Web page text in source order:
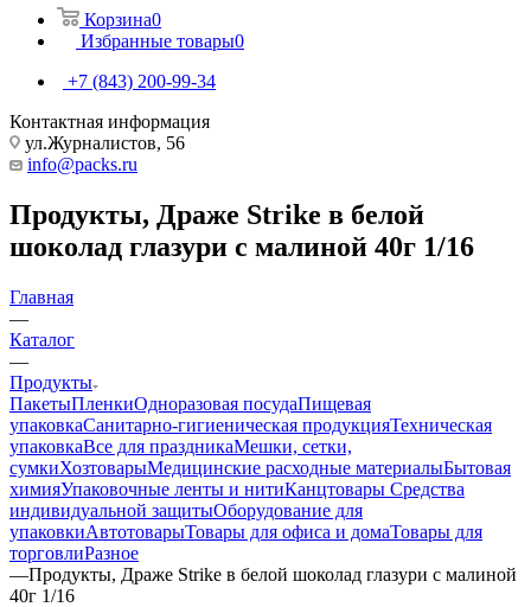
Корзина0
Избранные товары0
+7 (843) 200-99-34
Контактная информация
ул.Журналистов, 56
info@packs.ru
Продукты, Драже Strike в белой
шоколад глазури с малиной 40г 1/16
Главная
—
Каталог
—
Продукты
ПакетыПленкиОдноразовая посудаПищевая
упаковкаСанитарно-гигиеническая продукцияТехническая
упаковкаВсе для праздникаМешки, сетки,
сумкиХозтоварыМедицинские расходные материалыБытовая
химияУпаковочные ленты и нитиКанцтовары Средства
индивидуальной защитыОборудование для
упаковкиАвтотоварыТовары для офиса и домаТовары для
торговлиРазное
—Продукты, Драже Strike в белой шоколад глазури с малиной
40г 1/16